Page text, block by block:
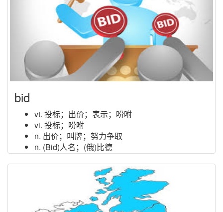
bid
vt. 投标；出价；表示；吩咐
vi. 投标；吩咐
n. 出价；叫牌；努力争取
n. (Bid)人名；(俄)比德